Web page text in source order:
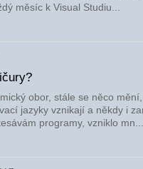
měsíc k Visual Studiu...
obor, stále se něco mění,
jazyky vznikají a někdy i
programy, vzniklo mn...